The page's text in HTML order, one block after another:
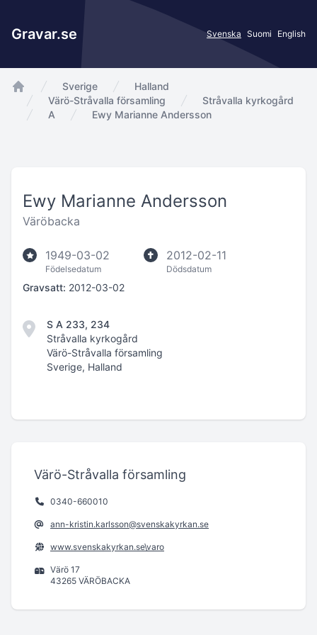
Gravar.se Svenska Suomi English
app.Start
Sverige
Halland
Värö-Stråvalla församling
Stråvalla kyrkogård
A
Ewy Marianne Andersson
Ewy Marianne Andersson
Väröbacka
1949-03-02
Födelsedatum
2012-02-11
Dödsdatum
Gravsatt: 2012-03-02
S A 233, 234
Stråvalla kyrkogård
Värö-Stråvalla församling
Sverige, Halland
Värö-Stråvalla församling
0340-660010
ann-kristin.karlsson@svenskakyrkan.se
www.svenskakyrkan.se\varo
Värö 17
43265 VÄRÖBACKA